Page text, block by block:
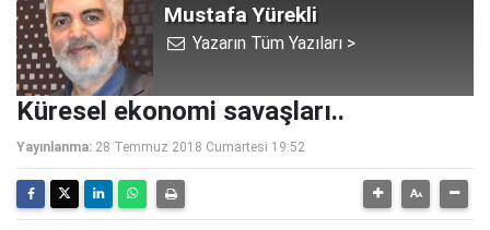
Mustafa Yürekli
Yazarın Tüm Yazıları >
Küresel ekonomi savaşları..
Yayınlanma: 28 Temmuz 2018 Cumartesi 19:52